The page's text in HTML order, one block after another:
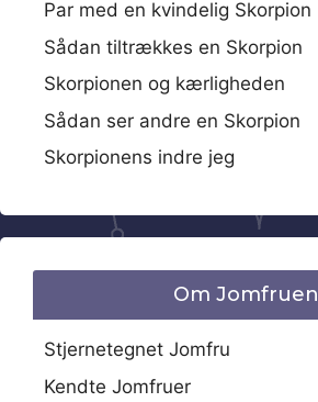
Par med en kvindelig Skorpion
Sådan tiltrækkes en Skorpion
Skorpionen og kærligheden
Sådan ser andre en Skorpion
Skorpionens indre jeg
Om Jomfruen
Stjernetegnet Jomfru
Kendte Jomfruer